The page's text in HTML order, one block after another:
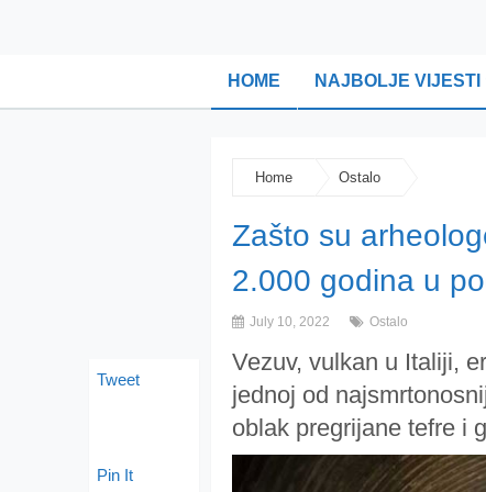
HOME NAJBOLJE VIJESTI
Home Ostalo
Zašto su
2.000 godina u
July 10, 2022 Ostalo
Vezuv, vulkan u Italiji,
jednoj od
oblak pregrijane tefre i
Tweet
Pin It